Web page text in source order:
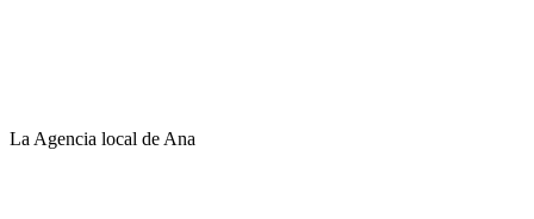
La Agencia local de Ana